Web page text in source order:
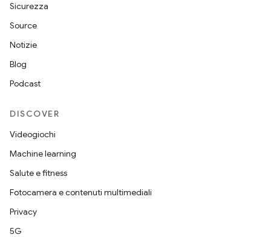
Sicurezza
Source
Notizie
Blog
Podcast
DISCOVER
Videogiochi
Machine learning
Salute e fitness
Fotocamera e contenuti multimediali
Privacy
5G